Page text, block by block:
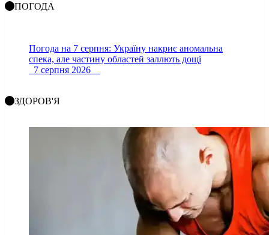
ПОГОДА
Погода на 7 серпня: Україну накриє аномальна
спека, але частину областей заллють дощі
7 серпня 2026
ЗДОРОВ'Я